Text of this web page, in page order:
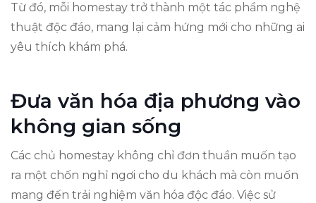
Từ đó, mỗi homestay trở thành một tác phẩm nghệ
thuật độc đáo, mang lại cảm hứng mới cho những ai
yêu thích khám phá.
Đưa văn hóa địa phương vào
không gian sống
Các chủ homestay không chỉ đơn thuần muốn tạo
ra một chốn nghỉ ngơi cho du khách mà còn muốn
mang đến trải nghiệm văn hóa độc đáo. Việc sử